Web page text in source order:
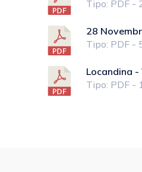
Tipo: PDF -
28
Tipo: PDF -
Locandina
Tipo: PDF -